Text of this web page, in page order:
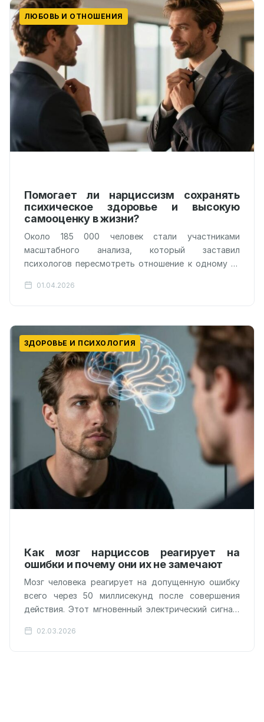
ЛЮБОВЬ И ОТНОШЕНИЯ
Помогает ли нарциссизм сохранять
психическое здоровье и высокую
самооценку в жизни?
Около 185 000 человек стали участниками
масштабного анализа, который заставил
психологов пересмотреть отношение к одному из
Нарциссизм, традиционно воспринимаемый как
01.04.2026
ЗДОРОВЬЕ И ПСИХОЛОГИЯ
Как мозг нарциссов реагирует на
ошибки и почему они их не замечают
Мозг человека реагирует на допущенную ошибку
всего через 50 миллисекунд после совершения
действия. Этот мгновенный электрический сигнал,
негативностью, связанной…
02.03.2026